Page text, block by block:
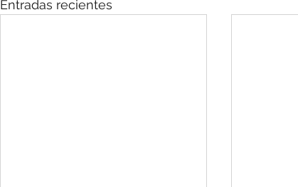
Entradas recientes